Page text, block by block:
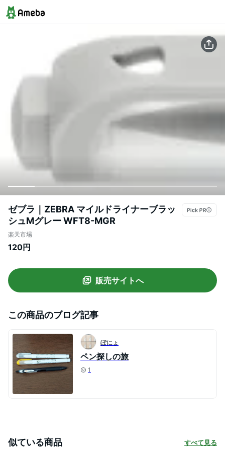
ゼブラ｜ZEBRA マイルドライナーブラッ
シュMグレー WFT8-MGR
楽天市場
120円
販売サイトへ
この商品のブログ記事
ぽにょ
ペン探しの旅
1
似ている商品 すべて見る